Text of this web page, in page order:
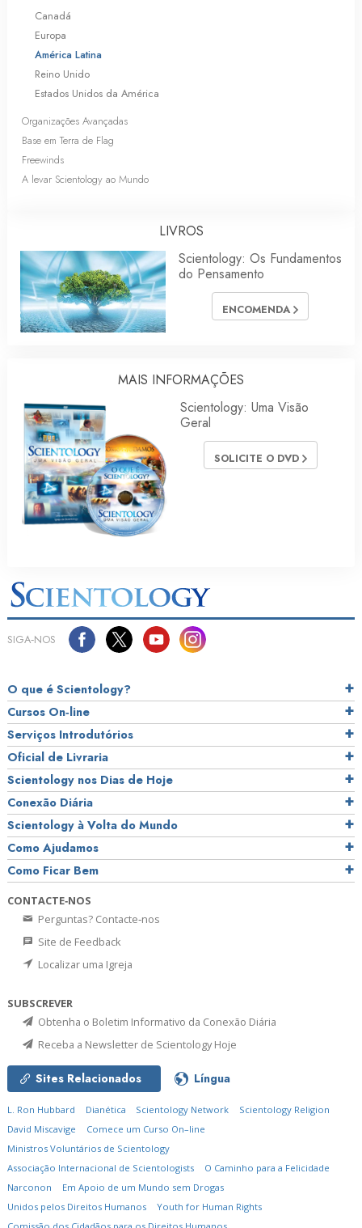
Canadá
Europa
América Latina
Reino Unido
Estados Unidos da América
Organizações Avançadas
Base em Terra de Flag
Freewinds
A levar Scientology ao Mundo
LIVROS
Scientology: Os Fundamentos
do Pensamento
ENCOMENDA
MAIS INFORMAÇÕES
Scientology: Uma Visão
Geral
SOLICITE O DVD
SIGA‑NOS
O que é Scientology?
Cursos On‑line
Serviços Introdutórios
Oficial de Livraria
Scientology nos Dias de Hoje
Conexão Diária
Scientology à Volta do Mundo
Como Ajudamos
Como Ficar Bem
CONTACTE‑NOS
Perguntas? Contacte‑nos
Site de Feedback
Localizar uma Igreja
SUBSCREVER
Obtenha o Boletim Informativo da Conexão Diária
Receba a Newsletter de Scientology Hoje
Sites Relacionados Língua
L. Ron Hubbard Dianética Scientology Network
Scientology Religion
David Miscavige
Comece um Curso On–line
Ministros Voluntários de Scientology
Associação Internacional de Scientologists
O Caminho para a Felicidade
Narconon
Em Apoio de um Mundo sem Drogas
Unidos pelos Direitos Humanos
Youth for Human Rights